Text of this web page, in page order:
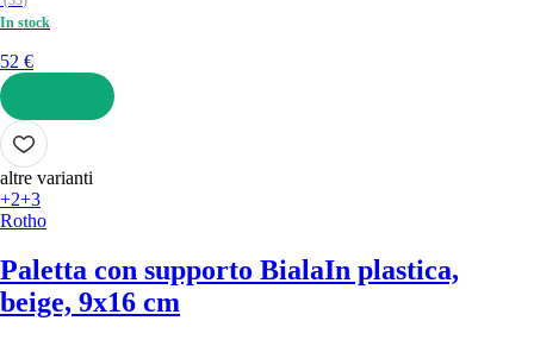
In stock
52 €
AGGIUNGI
altre varianti
+2+3
Rotho
Paletta con supporto BialaIn plastica,
beige, 9x16 cm